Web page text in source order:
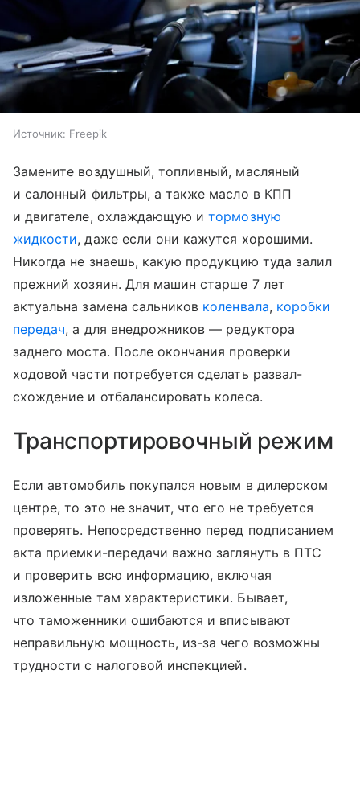
Источник: Freepik
Замените воздушный, топливный, масляный
и салонный фильтры, а также масло в КПП
и двигателе, охлаждающую итормозную
жидкости, даже если они кажутся хорошими.
Никогда не знаешь, какую продукцию туда залил
прежний хозяин. Для машин старше 7 лет
актуальна замена сальников коленвала, коробки
передач, а для внедрожников — редуктора
заднего моста. После окончания проверки
ходовой части потребуется сделать развал-
схождение и отбалансировать колеса.
Транспортировочный режим
Если автомобиль покупался новым в дилерском
центре, то это не значит, что его не требуется
проверять. Непосредственно перед подписанием
акта приемки-передачи важно заглянуть в ПТС
и проверить всю информацию, включая
изложенные там характеристики. Бывает,
что таможенники ошибаются и вписывают
неправильную мощность, из-за чего возможны
трудности с налоговой инспекцией.